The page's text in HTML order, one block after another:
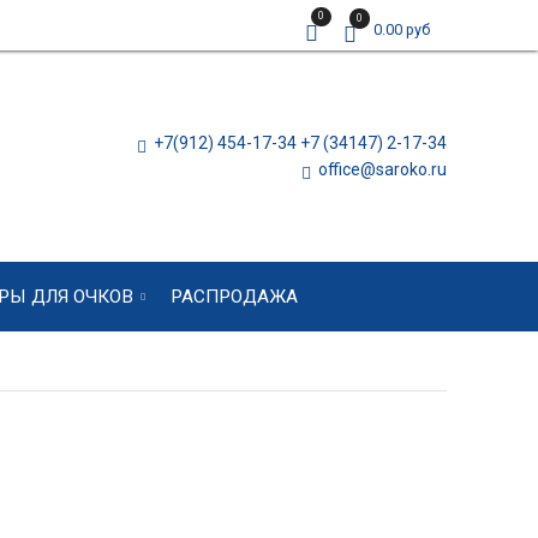
0 0
0.00 руб
+7(912) 454-17-34 +7 (34147) 2-17-34
office@saroko.ru
ДЛЯ ОЧКОВ РАСПРОДАЖА